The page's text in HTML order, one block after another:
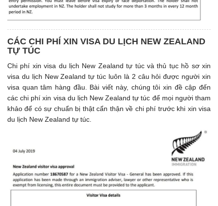
CÁC CHI PHÍ XIN VISA DU LỊCH NEW ZEALAND
TỰ TÚC
Chi phí xin visa du lịch New Zealand tự túc và thủ tục hồ sơ xin
visa du lịch New Zealand tự túc luôn là 2 câu hỏi được người xin
visa quan tâm hàng đầu. Bài viết này, chúng tôi xin đề cập đến
các chi phí xin visa du lịch New Zealand tự túc để mọi người tham
khảo để có sự chuẩn bị thật cẩn thận về chi phí trước khi xin visa
du lịch New Zealand tự túc.